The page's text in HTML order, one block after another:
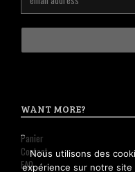
WANT MORE?
Panier
Contact
FAQ
Nous utilisons des
expérience sur notre site